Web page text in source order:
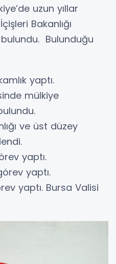
uzun yıllar
Bakanlığı
bulundu. Bulunduğu
yaptı.
mülkiye
ve üst düzey
yaptı.
yaptı.
yaptı. Bursa Valisi